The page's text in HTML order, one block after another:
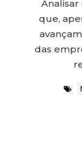
que,
das